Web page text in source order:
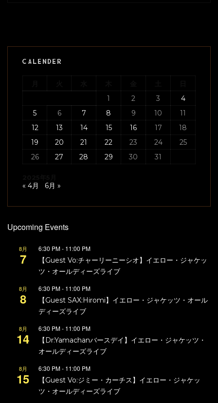
CALENDER
1
2 3
4
5
6 7 8 9 10
11
12
13 14 15 16 17
18
19
20 21 22 23 24
25
26
27 28 29 30 31
« 4月 6月 »
Upcoming Events
8月
7
6:30 PM- 11:00 PM
【Guest Vo:チャーリーニーシオ】イエロー・ジャケッ
ツ・オールディーズライブ
8月
8
6:30 PM- 11:00 PM
【Guest SAX:Hiromi】イエロー・ジャケッツ・オール
ディーズライブ
8月
14
6:30 PM- 11:00 PM
【Dr:Yamachanバースデイ】イエロー・ジャケッツ・
オールディーズライブ
8月
15
6:30 PM- 11:00 PM
【Guest Vo:ジミー・カーチス】イエロー・ジャケッ
ツ・オールディーズライブ